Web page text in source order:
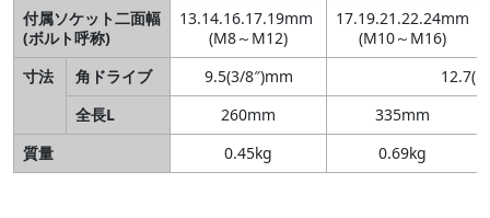
付属ソケット二面幅
(ボルト呼称)
13.14.16.17.19mm
(M8～M12)
17.19.21.22.24mm
(M10～M16)
寸法 角ドライブ 9.5(3/8″)mm
全長L
260mm
335mm
質量
0.45kg 0.69kg